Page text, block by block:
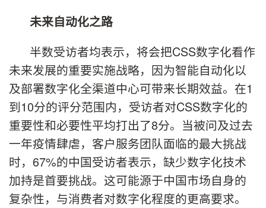
未来自动化之路
半数受访者均表示，将会把CSS数字化看作
未来发展的重要实施战略，因为智能自动化以
及部署数字化全渠道中心可带来长期效益。在1
到10分的评分范围内，受访者对CSS数字化的
重要性和必要性平均打出了8分。当被问及过去
一年疫情肆虐，客户服务团队面临的最大挑战
时，67%的中国受访者表示，缺少数字化技术
加持是首要挑战。这可能源于中国市场自身的
复杂性，与消费者对数字化程度的更高要求。